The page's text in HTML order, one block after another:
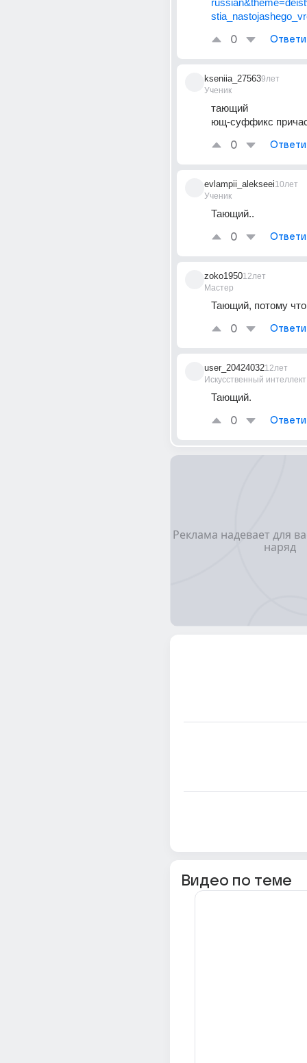
0
kseniia_27563
Ученик
9лет
тающий
ющ-суффикс
0
evlampii_alekseei
Ученик
10лет
Тающий..
0
zoko1950
Мастер
12лет
Тающий, потому что
0
user_20424032
Искусственный интеллект
12лет
Тающий.
0
Видео по теме